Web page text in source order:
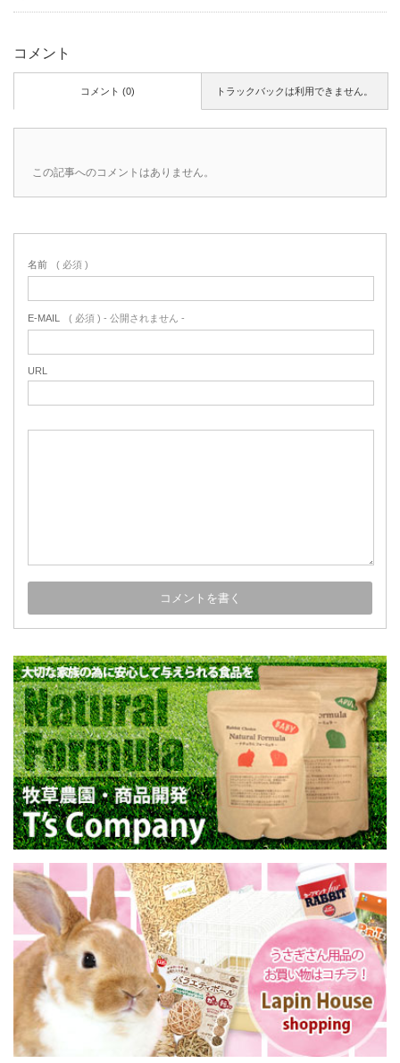
コメント
トラックバックは利用できません。
コメント (0)
この記事へのコメントはありません。
名前 ( 必須 )
E-MAIL ( 必須 ) - 公開されません -
URL